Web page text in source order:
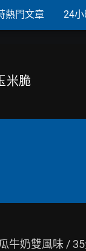
熱門文章 24
米脆
牛奶雙風味 /